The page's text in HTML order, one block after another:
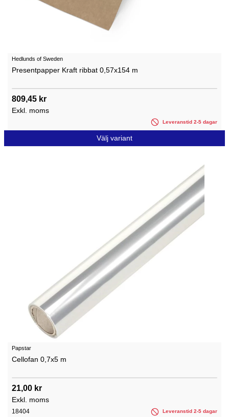
Hedlunds of Sweden
Presentpapper Kraft ribbat 0,57x154 m
809,45 kr
Exkl. moms
Leveranstid 2-5 dagar
Välj variant
Papstar
Cellofan 0,7x5 m
21,00 kr
Exkl. moms
18404 Leveranstid 2-5 dagar